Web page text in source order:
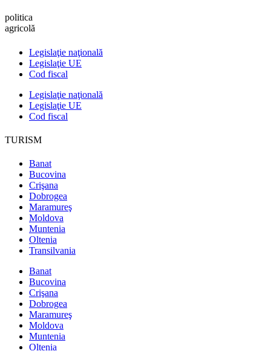
politica
agricolă
Legislaţie naţională
Legislaţie UE
Cod fiscal
Legislaţie naţională
Legislaţie UE
Cod fiscal
TURISM
Banat
Bucovina
Crişana
Dobrogea
Maramureş
Moldova
Muntenia
Oltenia
Transilvania
Banat
Bucovina
Crişana
Dobrogea
Maramureş
Moldova
Muntenia
Oltenia